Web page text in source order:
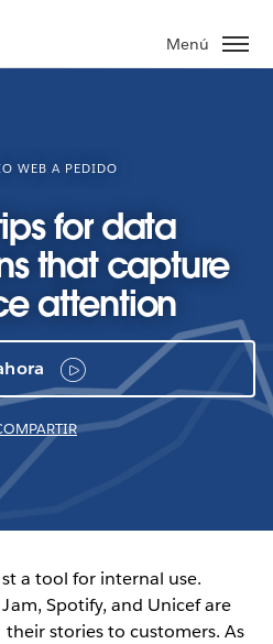
Menú
WEB A PEDIDO
for data
that capture
attention
a tool for internal use.
Spotify, and Unicef are
stories to customers. As